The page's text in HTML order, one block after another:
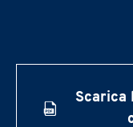
Scarica